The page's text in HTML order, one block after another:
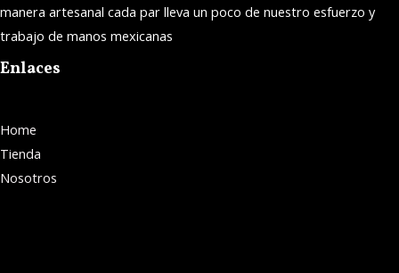
manera artesanal cada par lleva un poco de nuestro esfuerzo y
trabajo de manos mexicanas
Enlaces
Home
Tienda
Nosotros